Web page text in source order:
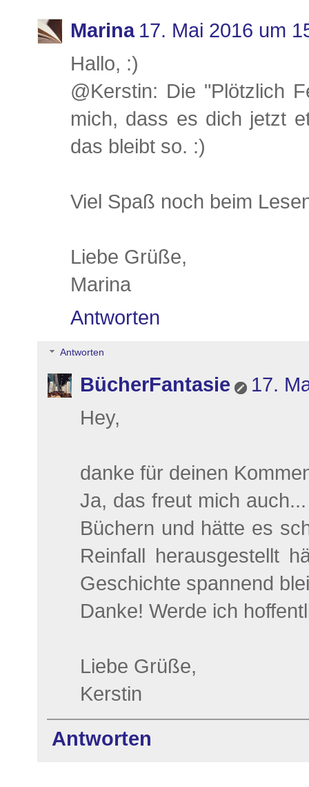
Marina 17. Mai 2016 um
Hallo, :)
@Kerstin: Die "Plötzlich
mich, dass es dich jetzt
das bleibt so. :)
Viel Spaß noch beim
Liebe Grüße,
Marina
Antworten
Antworten
BücherFantasie
17.
Hey,
danke für deinen
Ja, das freut mich
Büchern und hätte es
Reinfall herausgestellt
Geschichte spannend
Danke! Werde ich
Liebe Grüße,
Kerstin
Antworten